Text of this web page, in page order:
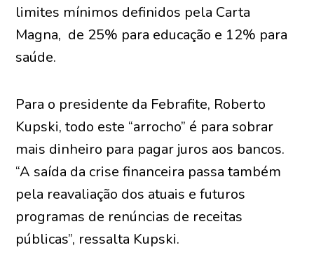
limites mínimos definidos pela Carta
Magna, de 25% para educação e 12% para
saúde.
Para o presidente da Febrafite, Roberto
Kupski, todo este “arrocho” é para sobrar
mais dinheiro para pagar juros aos bancos.
“A saída da crise financeira passa também
pela reavaliação dos atuais e futuros
programas de renúncias de receitas
públicas”, ressalta Kupski.